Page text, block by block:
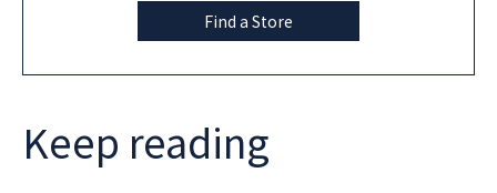
Find a Store
Keep reading